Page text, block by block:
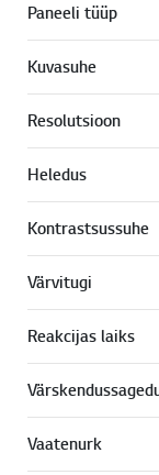
Paneeli tüüp
Kuvasuhe
Resolutsioon
Heledus
Kontrastsussuhe
Värvitugi
Reakcijas laiks
Vaatenurk